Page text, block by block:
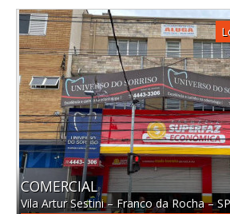
COMERCIAL
Vila Artur Sestini–Franco da Rocha–SP